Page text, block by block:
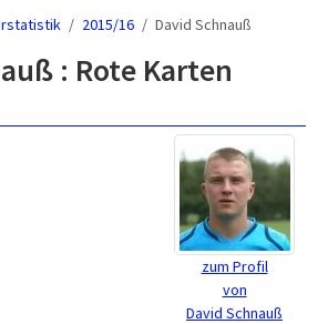
2015/16 David Schnauß
: Rote Karten
zum Profil
von
David Schnauß